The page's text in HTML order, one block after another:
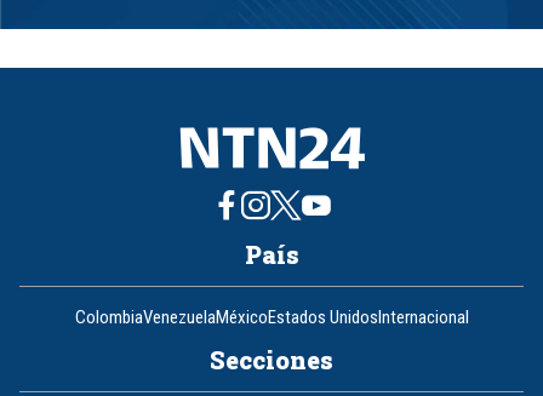
1
8
País
ColombiaVenezuelaMéxicoEstados UnidosInternacional
Secciones